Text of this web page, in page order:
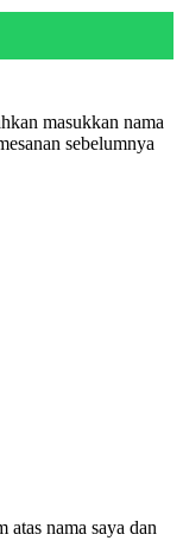
masukkan nama
sebelumnya
nama saya dan